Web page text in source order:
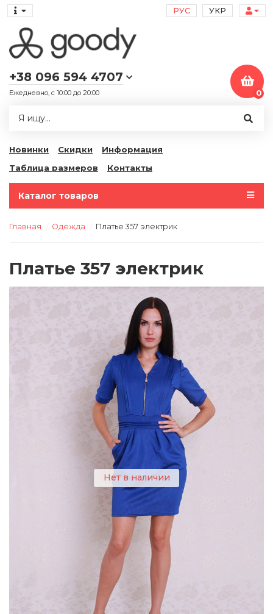
РУС УКР
+38 096 594 4707
Ежедневно, с 10:00 до 20:00 0
Новинки Скидки
Информация
Таблица размеров
Контакты
Каталог товаров
Главная Одежда Платье 357 электрик
Платье 357 электрик
Нет в наличии